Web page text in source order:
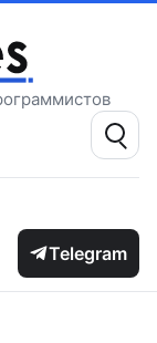
Поиск:
Telegram